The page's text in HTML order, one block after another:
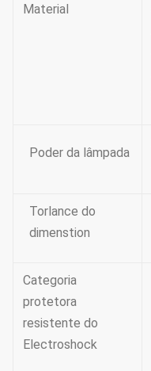
Material
Poder da lâmpada
Torlance do
dimenstion
Categoria
protetora
resistente do
Electroshock